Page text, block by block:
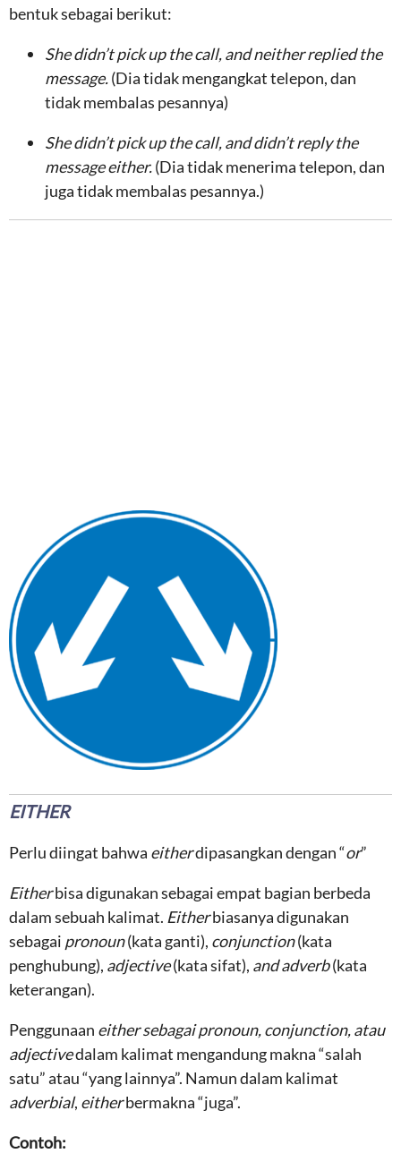
bentuk sebagai berikut:
She didn’t pick up the call, and neither replied the
message.(Dia tidak mengangkat telepon, dan
tidak membalas pesannya)
She didn’t pick up the call, and didn’t reply the
message either.(Dia tidak menerima telepon, dan
juga tidak membalas pesannya.)
EITHER
Perlu diingat bahwa eitherdipasangkan dengan “or”
Eitherbisa digunakan sebagai empat bagian berbeda
dalam sebuah kalimat. Eitherbiasanya digunakan
sebagai pronoun(kata ganti), conjunction(kata
penghubung), adjective(kata sifat), and adverb(kata
keterangan).
Penggunaan either sebagai pronoun, conjunction, atau
adjectivedalam kalimat mengandung makna “salah
satu” atau “yang lainnya”. Namun dalam kalimat
adverbial, eitherbermakna “juga”.
Contoh: